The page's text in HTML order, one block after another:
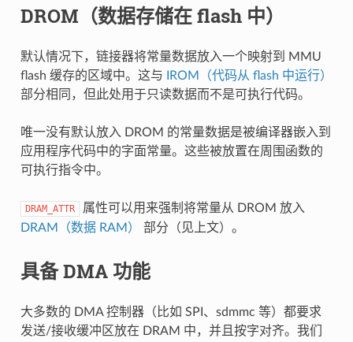
DROM（数据存储在 flash 中）
默认情况下，链接器将常量数据放入一个映射到 MMU
flash 缓存的区域中。这与
IROM（代码从 flash 中运行）
部分相同，但此处用于只读数据而不是可执行代码。
唯一没有默认放入 DROM 的常量数据是被编译器嵌入到
应用程序代码中的字面常量。这些被放置在周围函数的
可执行指令中。
DRAM_ATTR
属性可以用来强制将常量从 DROM 放入
DRAM（数据 RAM）
部分（见上文）。
具备 DMA 功能
大多数的 DMA 控制器（比如 SPI、sdmmc 等）都要求
发送/接收缓冲区放在 DRAM 中，并且按字对齐。我们